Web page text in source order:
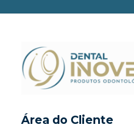
Área do Cliente